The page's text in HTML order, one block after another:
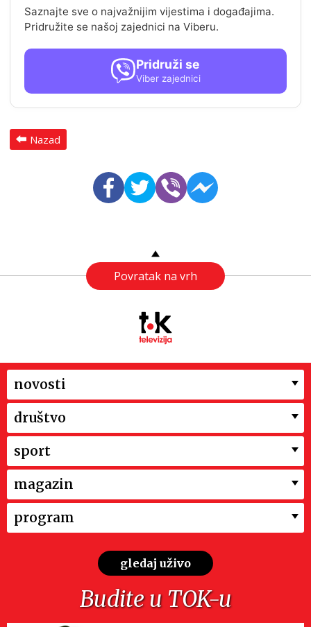
Saznajte sve o najvažnijim vijestima i događajima.
Pridružite se našoj zajednici na Viberu.
Pridruži se
Viber zajednici
Nazad
Povratak na vrh
novosti
društvo
sport
magazin
program
gledaj uživo
Budite u TOK-u